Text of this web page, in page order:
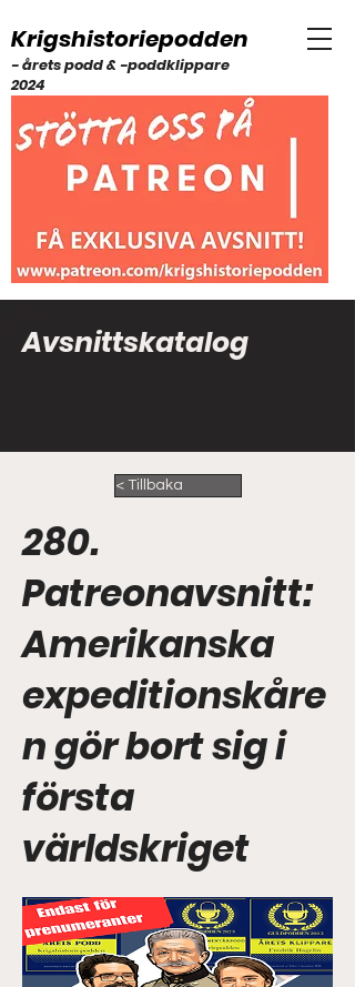
Krigshistoriepodden
- årets podd & -poddklippare
2024
Avsnittskatalog
< Tillbaka
280.
Patreonavsnitt:
Amerikanska
expeditionskåre
n gör bort sig i
första
världskriget